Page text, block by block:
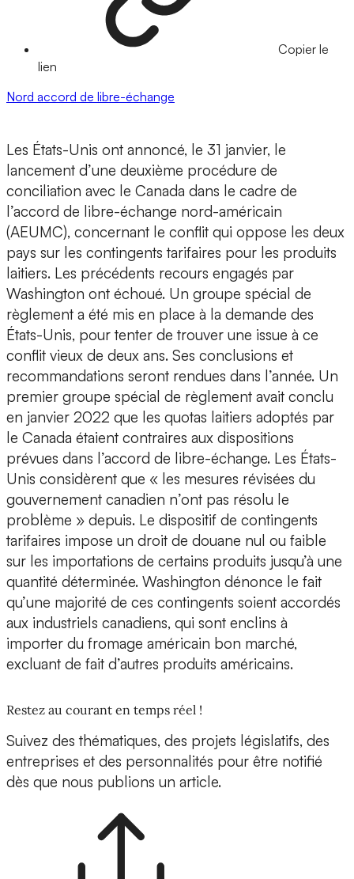
Copier le
lien
Nord accord de libre-échange
Les États-Unis ont annoncé, le 31 janvier, le
lancement d’une deuxième procédure de
conciliation avec le Canada dans le cadre de
l’accord de libre-échange nord-américain
(AEUMC), concernant le conflit qui oppose les deux
pays sur les contingents tarifaires pour les produits
laitiers. Les précédents recours engagés par
Washington ont échoué. Un groupe spécial de
règlement a été mis en place à la demande des
États-Unis, pour tenter de trouver une issue à ce
conflit vieux de deux ans. Ses conclusions et
recommandations seront rendues dans l’année. Un
premier groupe spécial de règlement avait conclu
en janvier 2022 que les quotas laitiers adoptés par
le Canada étaient contraires aux dispositions
prévues dans l’accord de libre-échange. Les États-
Unis considèrent que « les mesures révisées du
gouvernement canadien n’ont pas résolu le
problème » depuis. Le dispositif de contingents
tarifaires impose un droit de douane nul ou faible
sur les importations de certains produits jusqu’à une
quantité déterminée. Washington dénonce le fait
qu’une majorité de ces contingents soient accordés
aux industriels canadiens, qui sont enclins à
importer du fromage américain bon marché,
excluant de fait d’autres produits américains.
Restez au courant en temps réel !
Suivez des thématiques, des projets législatifs, des
entreprises et des personnalités pour être notifié
dès que nous publions un article.